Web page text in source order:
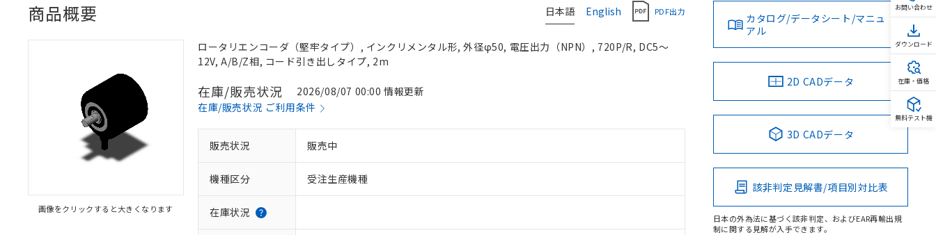
日本語 English PDF出力
商品概要
画像をクリックすると大きくなります
ロータリエンコーダ（堅牢タイプ）, インクリメンタル形, 外径φ50, 電圧出力（NPN）, 720P/R, DC5～
12V, A/B/Z相, コード引き出しタイプ, 2m
在庫/販売状況
2026/08/07 00:00 情報更新
在庫/販売状況 ご利用条件
販売状況 販売中
機種区分 受注生産機種
在庫状況
カタログ/データシート/マニュ
アル
2D CADデータ
3D CADデータ
該非判定見解書/項目別対比表
日本の外為法に基づく該非判定、およびEAR再輸出規
制に関する見解が入手できます。
お問い合わせ
ダウンロード
在庫・価格
無料テスト機